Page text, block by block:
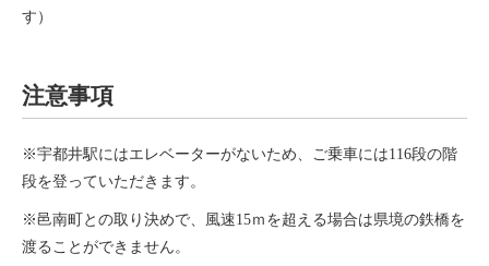
す）
注意事項
※宇都井駅にはエレベーターがないため、ご乗車には116段の階
段を登っていただきます。
※邑南町との取り決めで、風速15ｍを超える場合は県境の鉄橋を
渡ることができません。